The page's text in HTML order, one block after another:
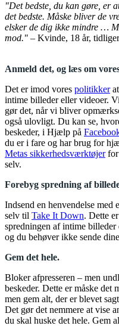
"Det bedste, du kan gøre, er
det bedste. Måske bliver de
elsker de dig ikke mindre …
mod." – Kvinde, 18 år,
Anmeld det, og læs om
Det er imod vores politikkerat
intime billeder eller videoer.
gør det, når vi bliver
også ulovligt. Du kan se,
beskeder, i Hjælp på
du er i fare og har brug for
Metas sikkerhedsværktøjerfor
selv.
Forebyg spredning af
Indsend en henvendelse
selv til Take It Down. Dette
spredningen af intime
og du behøver ikke sende
Gem det hele.
Bloker afpresseren – men
beskeder. Dette er måske det
men gem alt, der er blevet
Det gør det nemmere at vise
du skal huske det hele. Gem